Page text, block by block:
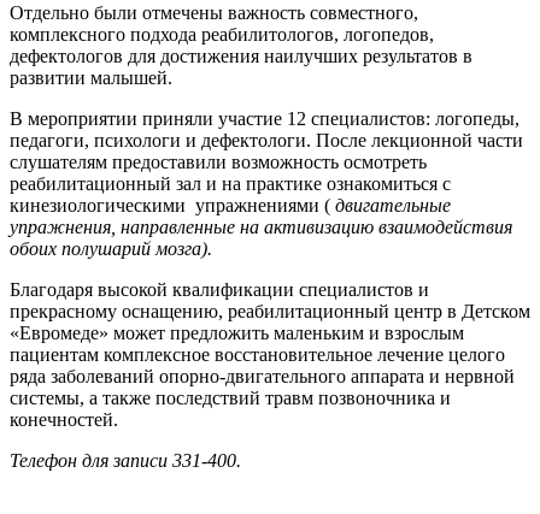
Отдельно были отмечены важность совместного,
комплексного подхода реабилитологов, логопедов,
дефектологов для достижения наилучших результатов в
развитии малышей.
В мероприятии приняли участие 12 специалистов: логопеды,
педагоги, психологи и дефектологи. После лекционной части
слушателям предоставили возможность осмотреть
реабилитационный зал и на практике ознакомиться с
кинезиологическими упражнениями ( двигательные
упражнения, направленные на активизацию взаимодействия
обоих полушарий мозга).
Благодаря высокой квалификации специалистов и
прекрасному оснащению, реабилитационный центр в Детском
«Евромеде» может предложить маленьким и взрослым
пациентам комплексное восстановительное лечение целого
ряда заболеваний опорно-двигательного аппарата и нервной
системы, а также последствий травм позвоночника и
конечностей.
Телефон для записи 331-400.